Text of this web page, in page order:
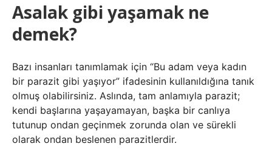
Asalak gibi yaşamak ne
demek?
Bazı insanları tanımlamak için “Bu adam veya kadın
bir parazit gibi yaşıyor” ifadesinin kullanıldığına tanık
olmuş olabilirsiniz. Aslında, tam anlamıyla parazit;
kendi başlarına yaşayamayan, başka bir canlıya
tutunup ondan geçinmek zorunda olan ve sürekli
olarak ondan beslenen parazitlerdir.